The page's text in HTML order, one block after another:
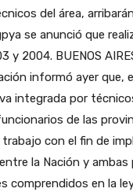
del área,
se anunció que
y 2004. BUENOS
informó ayer que,
integrada por
de las
con el fin de
la Nación y ambas
comprendidos en la